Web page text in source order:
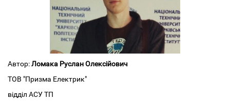
Автор:Ломака Руслан Олексійович
ТОВ "Призма Електрик"
відділ АСУ ТП